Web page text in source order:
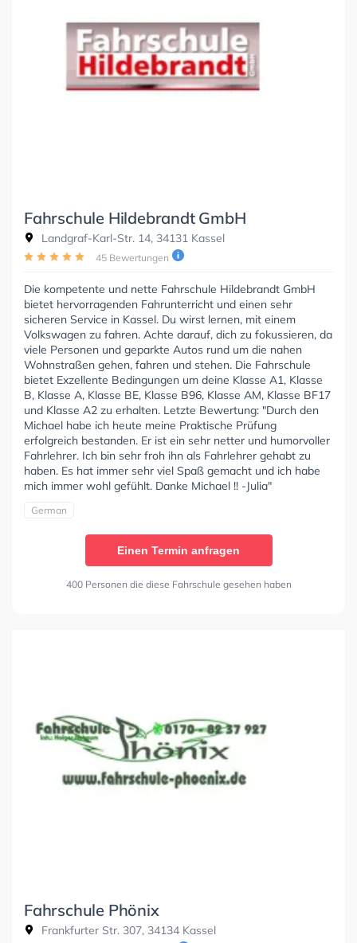
Fahrschule Hildebrandt GmbH
Landgraf-Karl-Str. 14, 34131 Kassel
45 Bewertungen
Die kompetente und nette Fahrschule Hildebrandt GmbH
bietet hervorragenden Fahrunterricht und einen sehr
sicheren Service in Kassel. Du wirst lernen, mit einem
Volkswagen zu fahren. Achte darauf, dich zu fokussieren, da
viele Personen und geparkte Autos rund um die nahen
Wohnstraßen gehen, fahren und stehen. Die Fahrschule
bietet Exzellente Bedingungen um deine Klasse A1, Klasse
B, Klasse A, Klasse BE, Klasse B96, Klasse AM, Klasse BF17
und Klasse A2 zu erhalten. Letzte Bewertung: "Durch den
Michael habe ich heute meine Praktische Prüfung
erfolgreich bestanden. Er ist ein sehr netter und humorvoller
Fahrlehrer. Ich bin sehr froh ihn als Fahrlehrer gehabt zu
haben. Es hat immer sehr viel Spaß gemacht und ich habe
mich immer wohl gefühlt. Danke Michael !! -Julia"
German
Einen Termin anfragen
400 Personen die diese Fahrschule gesehen haben
Fahrschule Phönix
Frankfurter Str. 307, 34134 Kassel